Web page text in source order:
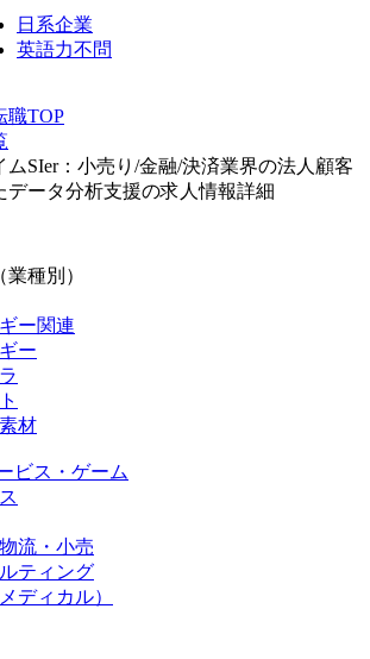
日系企業
英語力不問
職TOP
ムSIer：小売り/金融/決済業界の法人顧客
データ分析支援の求人情報詳細
種別）
ー関連
ー
材
ビス・ゲーム
流・小売
ティング
ディカル）